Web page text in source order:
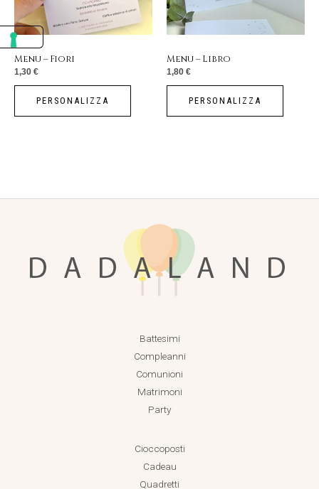
Menu – Fiori
1,30 €
PERSONALIZZA
Menu – Libro
1,80 €
PERSONALIZZA
Battesimi
Compleanni
Comunioni
Matrimoni
Party
Cioccoposti
Cadeau
Quadretti